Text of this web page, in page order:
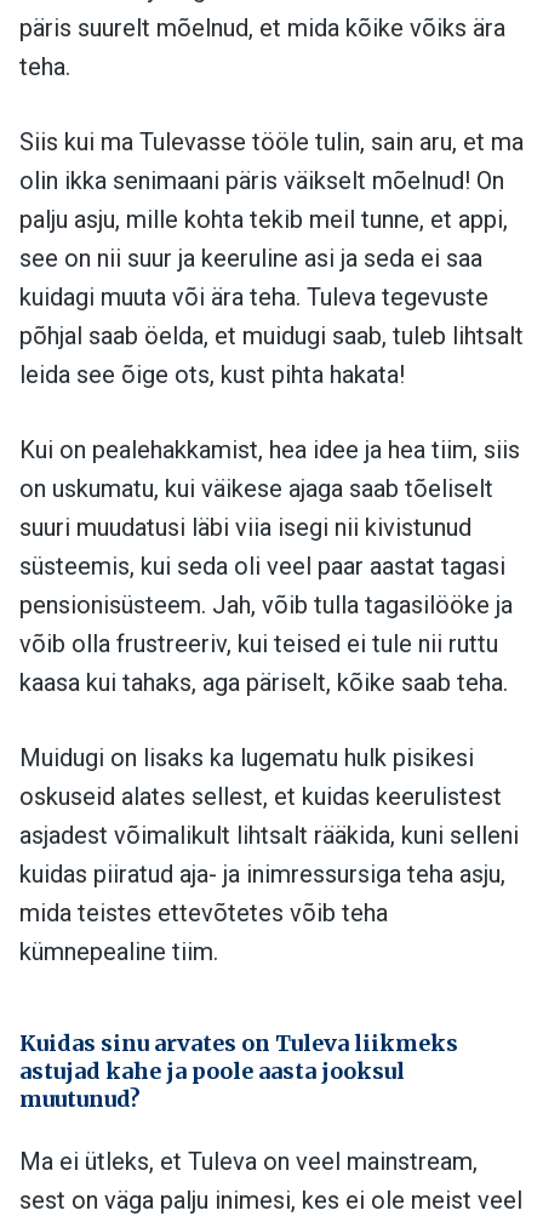
päris suurelt mõelnud, et mida kõike võiks ära
teha.
Siis kui ma Tulevasse tööle tulin, sain aru, et ma
olin ikka senimaani päris väikselt mõelnud! On
palju asju, mille kohta tekib meil tunne, et appi,
see on nii suur ja keeruline asi ja seda ei saa
kuidagi muuta või ära teha. Tuleva tegevuste
põhjal saab öelda, et muidugi saab, tuleb lihtsalt
leida see õige ots, kust pihta hakata!
Kui on pealehakkamist, hea idee ja hea tiim, siis
on uskumatu, kui väikese ajaga saab tõeliselt
suuri muudatusi läbi viia isegi nii kivistunud
süsteemis, kui seda oli veel paar aastat tagasi
pensionisüsteem. Jah, võib tulla tagasilööke ja
võib olla frustreeriv, kui teised ei tule nii ruttu
kaasa kui tahaks, aga päriselt, kõike saab teha.
Muidugi on lisaks ka lugematu hulk pisikesi
oskuseid alates sellest, et kuidas keerulistest
asjadest võimalikult lihtsalt rääkida, kuni selleni
kuidas piiratud aja- ja inimressursiga teha asju,
mida teistes ettevõtetes võib teha
kümnepealine tiim.
Kuidas sinu arvates on Tuleva liikmeks
astujad kahe ja poole aasta jooksul
muutunud?
Ma ei ütleks, et Tuleva on veel mainstream,
sest on väga palju inimesi, kes ei ole meist veel